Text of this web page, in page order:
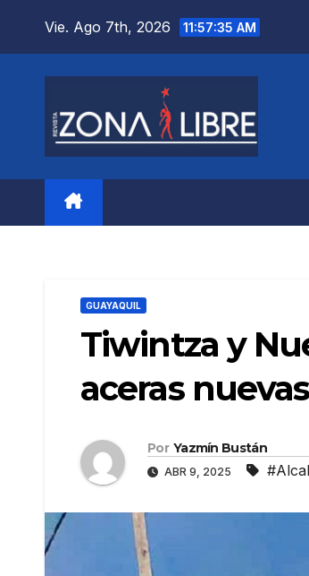
Vie. Ago 7th, 2026 11:57:38 AM
GUAYAQUIL
Tiwintza y
aceras
Por Yazmín Bustán
ABR 9, 2025